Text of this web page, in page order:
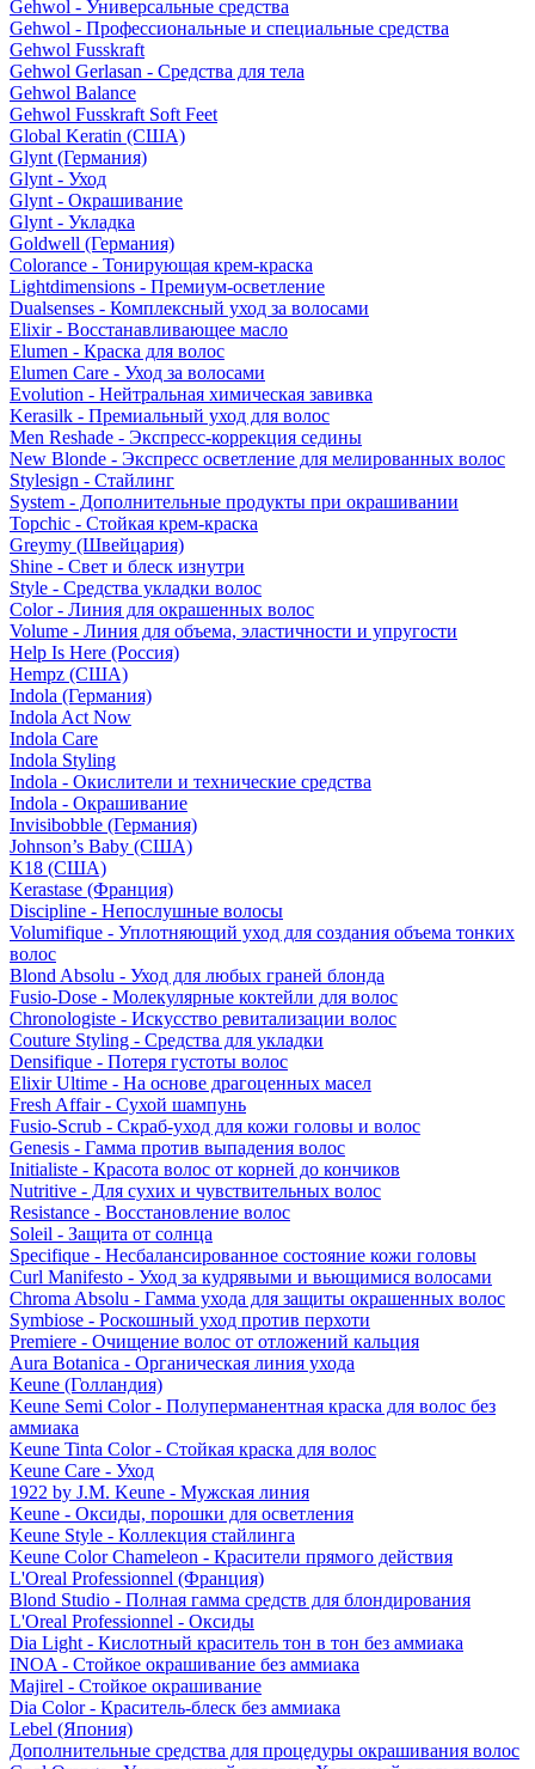
Gehwol - Универсальные средства
Gehwol - Профессиональные и специальные средства
Gehwol Fusskraft
Gehwol Gerlasan - Средства для тела
Gehwol Balance
Gehwol Fusskraft Soft Feet
Global Keratin (США)
Glynt (Германия)
Glynt - Уход
Glynt - Окрашивание
Glynt - Укладка
Goldwell (Германия)
Colorance - Тонирующая крем-краска
Lightdimensions - Премиум-осветление
Dualsenses - Комплексный уход за волосами
Elixir - Восстанавливающее масло
Elumen - Краска для волос
Elumen Care - Уход за волосами
Evolution - Нейтральная химическая завивка
Kerasilk - Премиальный уход для волос
Men Reshade - Экспресс-коррекция седины
New Blonde - Экспресс осветление для мелированных волос
Stylesign - Стайлинг
System - Дополнительные продукты при окрашивании
Topchic - Стойкая крем-краска
Greymy (Швейцария)
Shine - Свет и блеск изнутри
Style - Средства укладки волос
Color - Линия для окрашенных волос
Volume - Линия для объема, эластичности и упругости
Help Is Here (Россия)
Hempz (США)
Indola (Германия)
Indola Act Now
Indola Care
Indola Styling
Indola - Окислители и технические средства
Indola - Окрашивание
Invisibobble (Германия)
Johnson’s Baby (США)
K18 (США)
Kerastase (Франция)
Discipline - Непослушные волосы
Volumifique - Уплотняющий уход для создания объема тонких
волос
Blond Absolu - Уход для любых граней блонда
Fusio-Dose - Молекулярные коктейли для волос
Chronologiste - Искусство ревитализации волос
Couture Styling - Средства для укладки
Densifique - Потеря густоты волос
Elixir Ultime - На основе драгоценных масел
Fresh Affair - Сухой шампунь
Fusio-Scrub - Скраб-уход для кожи головы и волос
Genesis - Гамма против выпадения волос
Initialiste - Красота волос от корней до кончиков
Nutritive - Для сухих и чувствительных волос
Resistance - Восстановление волос
Soleil - Защита от солнца
Specifique - Несбалансированное состояние кожи головы
Curl Manifesto - Уход за кудрявыми и вьющимися волосами
Chroma Absolu - Гамма ухода для защиты окрашенных волос
Symbiose - Роскошный уход против перхоти
Premiere - Очищение волос от отложений кальция
Aura Botanica - Органическая линия ухода
Keune (Голландия)
Keune Semi Color - Полуперманентная краска для волос без
аммиака
Keune Tinta Color - Стойкая краска для волос
Keune Care - Уход
1922 by J.M. Keune - Мужская линия
Keune - Оксиды, порошки для осветления
Keune Style - Коллекция стайлинга
Keune Color Chameleon - Красители прямого действия
L'Oreal Professionnel (Франция)
Blond Studio - Полная гамма средств для блондирования
L'Oreal Professionnel - Оксиды
Dia Light - Кислотный краситель тон в тон без аммиака
INOA - Стойкое окрашивание без аммиака
Majirel - Стойкое окрашивание
Dia Color - Краситель-блеск без аммиака
Lebel (Япония)
Дополнительные средства для процедуры окрашивания волос